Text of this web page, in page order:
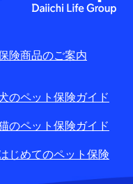
(商品に関する
険商品のご案内
のペット保険ガイド
のペット保険ガイド
じめてのペット保険